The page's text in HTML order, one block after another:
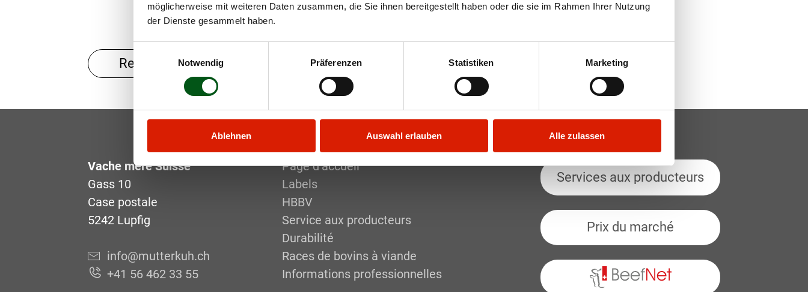
möglicherweise mit weiteren Daten zusammen, die Sie ihnen bereitgestellt haben oder die sie im Rahmen Ihrer Nutzung
der Dienste gesammelt haben.
Einwilligungsauswahl
Notwendig
Präferenzen Statistiken Marketing
Ablehnen Auswahl erlauben Alle zulassen
de race.
Retour
Vache mère Suisse
Gass 10
Case postale
5242 Lupfig
info@mutterkuh.ch
+41 56 462 33 55
Page d’accueil
Labels
HBBV
Service aux producteurs
Durabilité
Races de bovins à viande
Informations professionnelles
Services aux producteurs
Prix du marché
BeefNet